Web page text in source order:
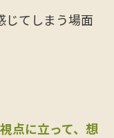
じてしまう場面
点に立って、想